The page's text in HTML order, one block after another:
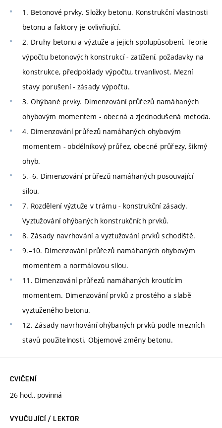
1. Betonové prvky. Složky betonu. Konstrukční vlastnosti
betonu a faktory je ovlivňující.
2. Druhy betonu a výztuže a jejich spolupůsobení. Teorie
výpočtu betonových konstrukcí - zatížení, požadavky na
konstrukce, předpoklady výpočtu, trvanlivost. Mezní
stavy porušení - zásady výpočtu.
3. Ohýbané prvky. Dimenzování průřezů namáhaných
ohybovým momentem - obecná a zjednodušená metoda.
4. Dimenzování průřezů namáhaných ohybovým
momentem - obdélníkový průřez, obecné průřezy, šikmý
ohyb.
5.–6. Dimenzování průřezů namáhaných posouvající
silou.
7. Rozdělení výztuže v trámu - konstrukční zásady.
Vyztužování ohýbaných konstrukčních prvků.
8. Zásady navrhování a vyztužování prvků schodiště.
9.–10. Dimenzování průřezů namáhaných ohybovým
momentem a normálovou silou.
11. Dimenzování průřezů namáhaných kroutícím
momentem. Dimenzování prvků z prostého a slabě
vyztuženého betonu.
12. Zásady navrhování ohýbaných prvků podle mezních
stavů použitelnosti. Objemové změny betonu.
CVIČENÍ
26 hod., povinná
VYUČUJÍCÍ / LEKTOR